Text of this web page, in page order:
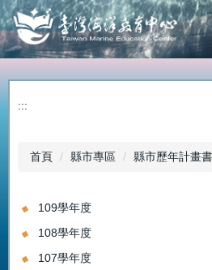
跳
到
主
要
內
:::
首頁 縣市專區 縣市歷年計畫書
109學年度
108學年度
107學年度